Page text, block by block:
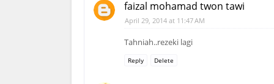
faizal mohamad twon tawi
April 29, 2014 at 11:47 AM
Tahniah..rezeki lagi
Reply Delete